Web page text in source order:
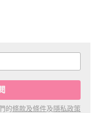
的條款及條件及隱私政策